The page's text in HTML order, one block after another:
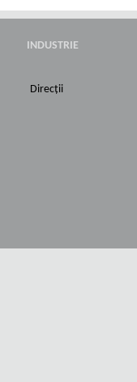
INDUSTRIE
Direcții